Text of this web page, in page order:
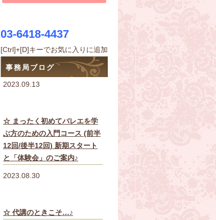
03-6418-4437
[Ctrl]+[D]キーでお気に入りに追加
事務局ブログ
2023.09.13
☆ まったく初めてバレエを学
ぶ方のための入門コース (前半
12回/後半12回) 新期スタート
と「体験会」のご案内♪
2023.08.30
☆ 代講のときこそ…♪